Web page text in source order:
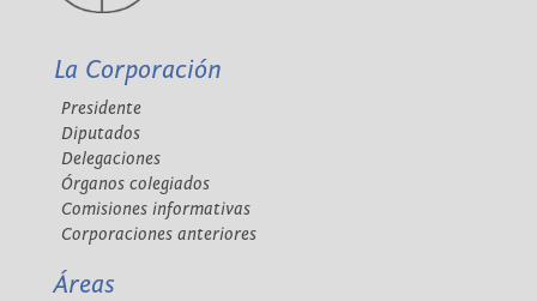
La Corporación
Presidente
Diputados
Delegaciones
Órganos colegiados
Comisiones informativas
Corporaciones anteriores
Áreas